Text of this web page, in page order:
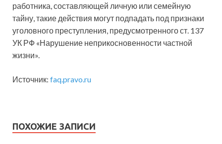
работника, составляющей личную или семейную
тайну, такие действия могут подпадать под признаки
уголовного преступления, предусмотренного ст. 137
УК РФ «Нарушение неприкосновенности частной
жизни».
Источник: faq.pravo.ru
ПОХОЖИЕ ЗАПИСИ